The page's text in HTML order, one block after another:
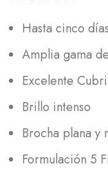
Hasta cinco
Amplia gama
Excelente
Brillo intenso
Brocha plana y
Formulación 5